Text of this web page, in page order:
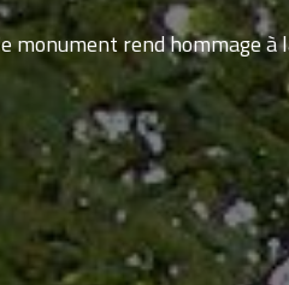
monument rend hommage